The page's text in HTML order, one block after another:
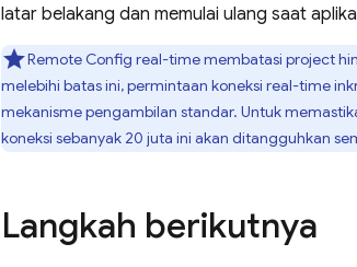
latar belakang dan memulai ulang saat
Remote Config real-time membatasi project
melebihi batas ini, permintaan koneksi real-time
mekanisme pengambilan standar. Untuk
koneksi sebanyak 20 juta ini akan ditangguhkan
Langkah berikutnya